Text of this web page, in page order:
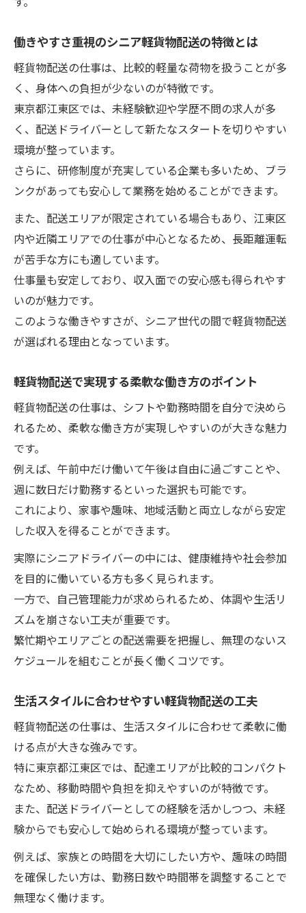
働きやすさ重視のシニア軽貨物配送の特徴とは
軽貨物配送の仕事は、比較的軽量な荷物を扱うことが多
く、身体への負担が少ないのが特徴です。
東京都江東区では、未経験歓迎や学歴不問の求人が多
く、配送ドライバーとして新たなスタートを切りやすい
環境が整っています。
さらに、研修制度が充実している企業も多いため、ブラ
ンクがあっても安心して業務を始めることができます。
また、配送エリアが限定されている場合もあり、江東区
内や近隣エリアでの仕事が中心となるため、長距離運転
が苦手な方にも適しています。
仕事量も安定しており、収入面での安心感も得られやす
いのが魅力です。
このような働きやすさが、シニア世代の間で軽貨物配送
が選ばれる理由となっています。
軽貨物配送で実現する柔軟な働き方のポイント
軽貨物配送の仕事は、シフトや勤務時間を自分で決めら
れるため、柔軟な働き方が実現しやすいのが大きな魅力
です。
例えば、午前中だけ働いて午後は自由に過ごすことや、
週に数日だけ勤務するといった選択も可能です。
これにより、家事や趣味、地域活動と両立しながら安定
した収入を得ることができます。
実際にシニアドライバーの中には、健康維持や社会参加
を目的に働いている方も多く見られます。
一方で、自己管理能力が求められるため、体調や生活リ
ズムを崩さない工夫が重要です。
繁忙期やエリアごとの配送需要を把握し、無理のないス
ケジュールを組むことが長く働くコツです。
生活スタイルに合わせやすい軽貨物配送の工夫
軽貨物配送の仕事は、生活スタイルに合わせて柔軟に働
ける点が大きな強みです。
特に東京都江東区では、配達エリアが比較的コンパクト
なため、移動時間や負担を抑えやすいのが特徴です。
また、配送ドライバーとしての経験を活かしつつ、未経
験からでも安心して始められる環境が整っています。
例えば、家族との時間を大切にしたい方や、趣味の時間
を確保したい方は、勤務日数や時間帯を調整することで
無理なく働けます。